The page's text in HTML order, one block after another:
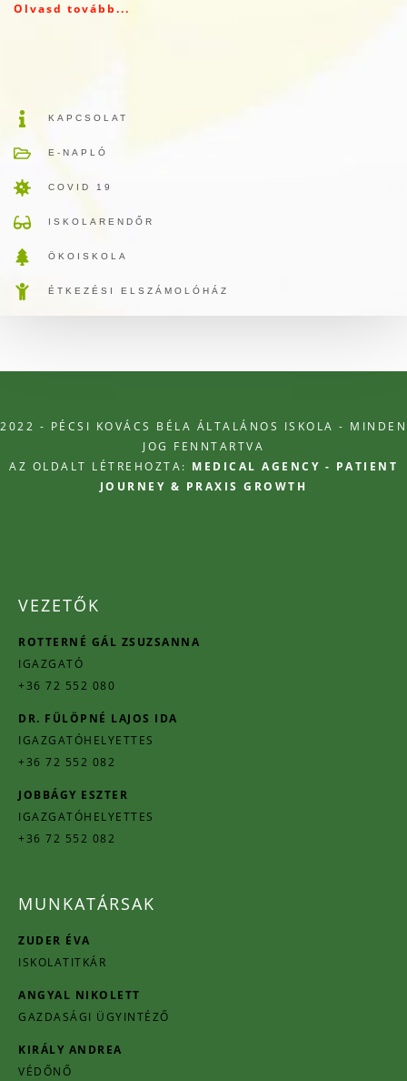
Olvasd tovább...
KAPCSOLAT
E-NAPLÓ
COVID 19
ISKOLARENDŐR
ÖKOISKOLA
ÉTKEZÉSI ELSZÁMOLÓHÁZ
2022 - PÉCSI KOVÁCS BÉLA ÁLTALÁNOS ISKOLA - MINDEN
JOG FENNTARTVA
AZ OLDALT LÉTREHOZTA: MEDICAL AGENCY - PATIENT
JOURNEY & PRAXIS GROWTH
VEZETŐK
ROTTERNÉ GÁL ZSUZSANNA
IGAZGATÓ
+36 72 552 080
DR. FÜLÖPNÉ LAJOS IDA
IGAZGATÓHELYETTES
+36 72 552 082
JOBBÁGY ESZTER
IGAZGATÓHELYETTES
+36 72 552 082
MUNKATÁRSAK
ZUDER ÉVA
ISKOLATITKÁR
ANGYAL NIKOLETT
GAZDASÁGI ÜGYINTÉZŐ
KIRÁLY ANDREA
VÉDŐNŐ